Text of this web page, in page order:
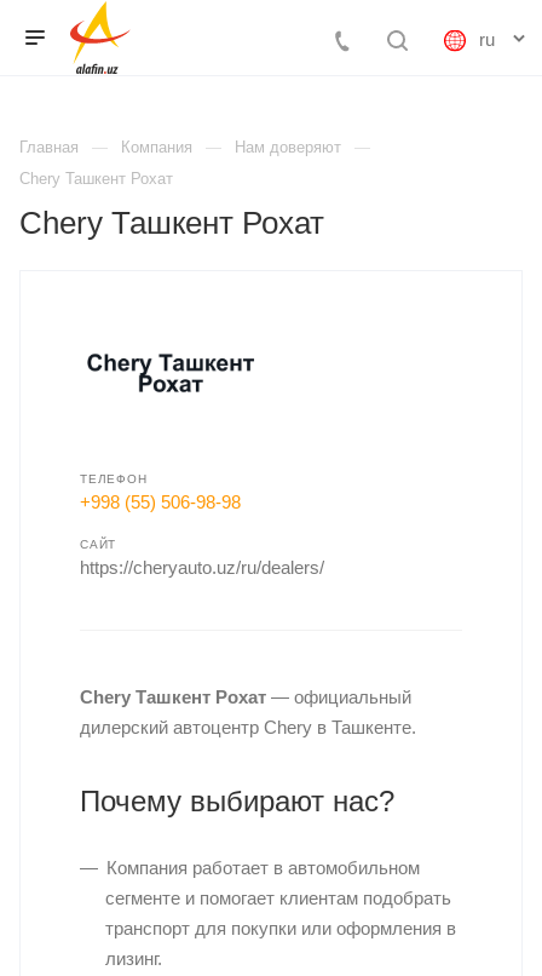
Главная Компания
Нам доверяют
Chery Ташкент Рохат
Chery Ташкент Рохат
ТЕЛЕФОН
+998 (55) 506-98-98
САЙТ
https://cheryauto.uz/ru/dealers/
Chery Ташкент Рохат — официальный
дилерский автоцентр Chery в Ташкенте.
Почему выбирают нас?
Компания работает в автомобильном
сегменте и помогает клиентам подобрать
транспорт для покупки или оформления в
лизинг.